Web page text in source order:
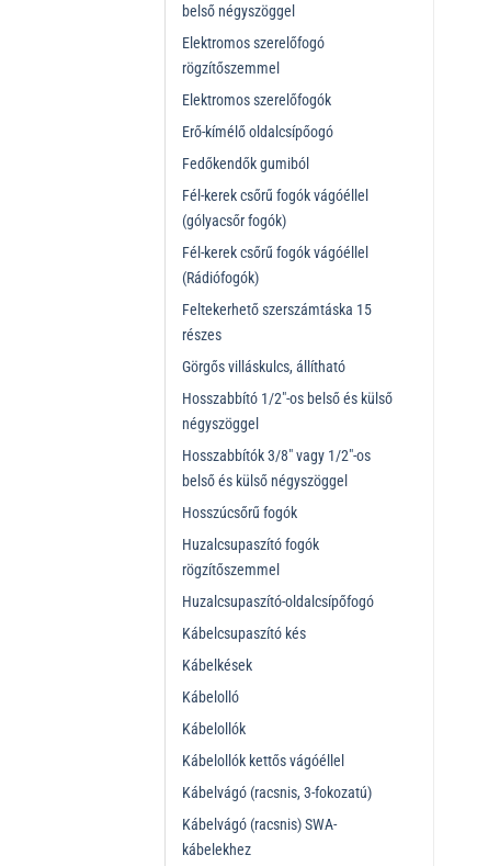
belső négyszöggel
Elektromos szerelőfogó
rögzítőszemmel
Elektromos szerelőfogók
Erő-kímélő oldalcsípőogó
Fedőkendők gumiból
Fél-kerek csőrű fogók vágóéllel
(gólyacsőr fogók)
Fél-kerek csőrű fogók vágóéllel
(Rádiófogók)
Feltekerhető szerszámtáska 15
részes
Görgős villáskulcs, állítható
Hosszabbító 1/2"-os belső és külső
négyszöggel
Hosszabbítók 3/8" vagy 1/2"-os
belső és külső négyszöggel
Hosszúcsőrű fogók
Huzalcsupaszító fogók
rögzítőszemmel
Huzalcsupaszító-oldalcsípőfogó
Kábelcsupaszító kés
Kábelkések
Kábelolló
Kábelollók
Kábelollók kettős vágóéllel
Kábelvágó (racsnis, 3-fokozatú)
Kábelvágó (racsnis) SWA-
kábelekhez